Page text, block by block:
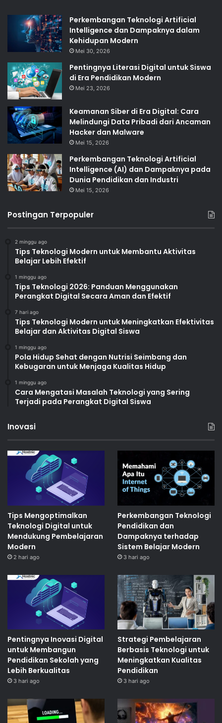
Perkembangan Teknologi Artificial
Intelligence dan Dampaknya dalam
Kehidupan Modern
Mei 30, 2026
Pentingnya Literasi Digital untuk Siswa
di Era Pendidikan Modern
Mei 23, 2026
Keamanan Siber di Era Digital: Cara
Melindungi Data Pribadi dari Ancaman
Hacker dan Malware
Mei 15, 2026
Perkembangan Teknologi Artificial
Intelligence (AI) dan Dampaknya pada
Dunia Pendidikan dan Industri
Mei 15, 2026
Postingan Terpopuler
2 minggu ago
Tips Teknologi Modern untuk Membantu Aktivitas
Belajar Lebih Efektif
1 minggu ago
Tips Teknologi 2026: Panduan Menggunakan
Perangkat Digital Secara Aman dan Efektif
7 hari ago
Tips Teknologi Modern untuk Meningkatkan Efektivitas
Belajar dan Aktivitas Digital Siswa
1 minggu ago
Pola Hidup Sehat dengan Nutrisi Seimbang dan
Kebugaran untuk Menjaga Kualitas Hidup
1 minggu ago
Cara Mengatasi Masalah Teknologi yang Sering
Terjadi pada Perangkat Digital Siswa
Inovasi
Tips Mengoptimalkan
Teknologi Digital untuk
Mendukung Pembelajaran
Modern
2 hari ago
Perkembangan Teknologi
Pendidikan dan
Dampaknya terhadap
Sistem Belajar Modern
3 hari ago
Pentingnya Inovasi Digital
untuk Membangun
Pendidikan Sekolah yang
Lebih Berkualitas
3 hari ago
Strategi Pembelajaran
Berbasis Teknologi untuk
Meningkatkan Kualitas
Pendidikan
3 hari ago